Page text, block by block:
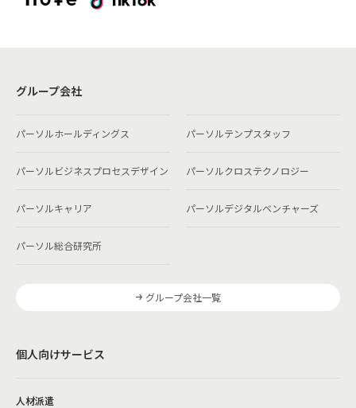
グループ会社
パーソルホールディングス パーソルテンプスタッフ
パーソルビジネスプロセスデザイン パーソルクロステクノロジー
パーソルキャリア パーソルデジタルベンチャーズ
パーソル総合研究所
グループ会社一覧
個人向けサービス
人材派遣